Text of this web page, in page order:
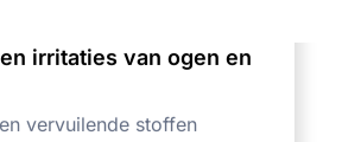
vervuilende stoffen
reacties en